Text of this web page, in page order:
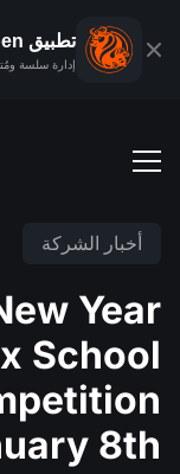
تطبيق FXOpen
إدارة سلسة
الحساب التجريبي
العمولات ورسوم
عمليات الدفع
عمليات الإيداع
الفوركس
المؤشرات
السلع
منصَّات التداوُل
TickTrader
مقارنة
التقويم الاقتصادي
أخبار الشركة
Year
School
8th